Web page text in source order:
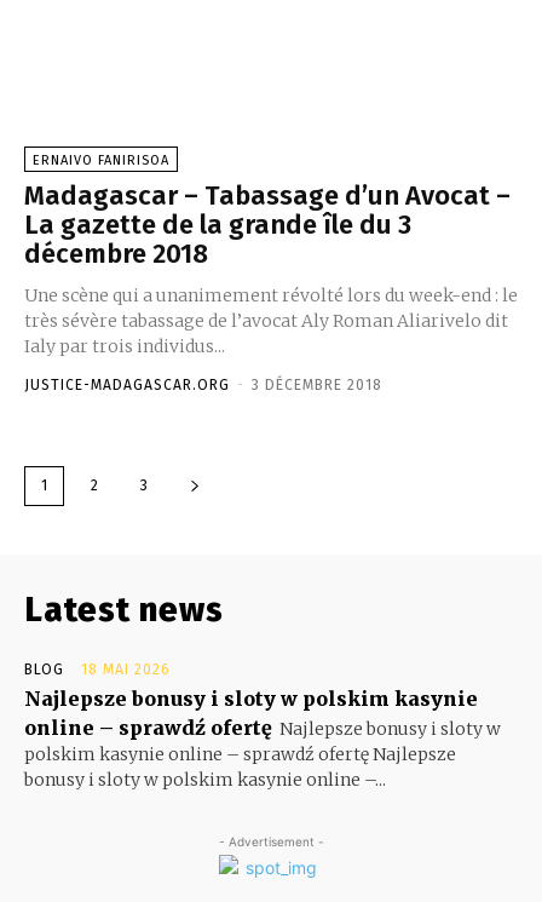
ERNAIVO FANIRISOA
Madagascar – Tabassage d’un Avocat –
La gazette de la grande île du 3
décembre 2018
Une scène qui a unanimement révolté lors du week-end : le
très sévère tabassage de l’avocat Aly Roman Aliarivelo dit
Ialy par trois individus...
JUSTICE-MADAGASCAR.ORG - 3 DÉCEMBRE 2018
1 2 3
Latest news
BLOG 18 MAI 2026
Najlepsze bonusy i sloty w polskim kasynie
online – sprawdź ofertę Najlepsze bonusy i sloty w
polskim kasynie online – sprawdź ofertę Najlepsze
bonusy i sloty w polskim kasynie online –...
- Advertisement -